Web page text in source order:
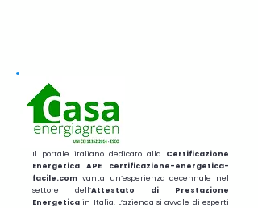
Il portale italiano dedicato alla Certificazione
Energetica APE. certificazione-energetica-
facile.com vanta un’esperienza decennale nel
settore dell’Attestato di Prestazione
Energetica in Italia. L’azienda si avvale di esperti